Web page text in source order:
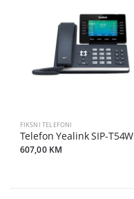
FIKSNI TELEFONI
Telefon Yealink SIP-T54W
607,00 KM